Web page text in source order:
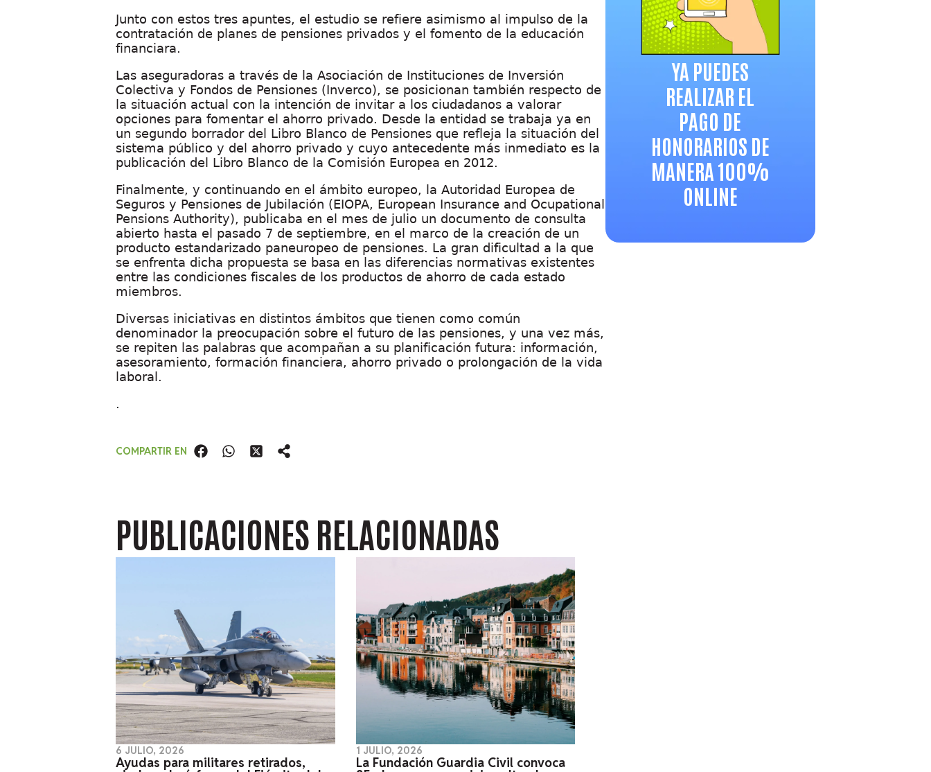
Junto con estos tres apuntes, el estudio se refiere asimismo al impulso de la
contratación de planes de pensiones privados y el fomento de la educación
financiara.
Las aseguradoras a través de la Asociación de Instituciones de Inversión
Colectiva y Fondos de Pensiones (Inverco), se posicionan también respecto de
la situación actual con la intención de invitar a los ciudadanos a valorar
opciones para fomentar el ahorro privado. Desde la entidad se trabaja ya en
un segundo borrador del Libro Blanco de Pensiones que refleja la situación del
sistema público y del ahorro privado y cuyo antecedente más inmediato es la
publicación del Libro Blanco de la Comisión Europea en 2012.
Finalmente, y continuando en el ámbito europeo, la Autoridad Europea de
Seguros y Pensiones de Jubilación (EIOPA, European Insurance and Ocupational
Pensions Authority), publicaba en el mes de julio un documento de consulta
abierto hasta el pasado 7 de septiembre, en el marco de la creación de un
producto estandarizado paneuropeo de pensiones. La gran dificultad a la que
se enfrenta dicha propuesta se basa en las diferencias normativas existentes
entre las condiciones fiscales de los productos de ahorro de cada estado
miembros.
Diversas iniciativas en distintos ámbitos que tienen como común
denominador la preocupación sobre el futuro de las pensiones, y una vez más,
se repiten las palabras que acompañan a su planificación futura: información,
asesoramiento, formación financiera, ahorro privado o prolongación de la vida
laboral.
.
COMPARTIR EN
YA PUEDES
REALIZAR EL
PAGO DE
HONORARIOS DE
MANERA 100%
ONLINE
PUBLICACIONES RELACIONADAS
6 JULIO, 2026
Ayudas para militares retirados,
1 JULIO, 2026
La Fundación Guardia Civil convoca